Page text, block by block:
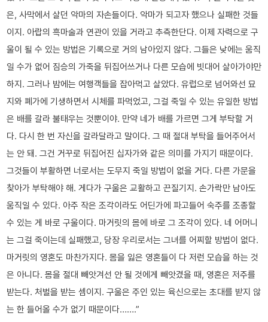
은, 사막에서 살던 악마의 자손들이다. 악마가 되고자 했으나 실패한 것들
이지. 아랍의 흑마술과 연관이 있을 거라고 추측한단다. 이제 자력으로 구
울이 될 수 있는 방법은 기록으로 거의 남아있지 않다. 그들은 낮에는 움직
일 수가 없어 짐승의 가죽을 뒤집어쓰거나 다른 모습에 빗대어 살아가야만
하지. 그러나 밤에는 여행객들을 잡아먹고 살았다. 유럽으로 넘어와선 묘
지와 폐가에 기생하면서 시체를 파먹었고, 그걸 죽일 수 있는 유일한 방법
은 배를 갈라 불태우는 것뿐이야. 만약 네가 배를 가르면 그게 부탁할 거
다. 다시 한 번 자신을 갈라달라고 말이다. 그 때 절대 부탁을 들어주어서
는 안 돼. 그건 거꾸로 뒤집어진 십자가와 같은 의미를 가지기 때문이다.
그것들이 부활하면 너로서는 도무지 죽일 방법이 없을 거다. 다른 가문을
찾아가 부탁해야 해. 게다가 구울은 교활하고 끈질기지. 손가락만 남아도
움직일 수 있다. 아주 작은 조각이라도 어딘가에 파고들어 숙주를 조종할
수 있는 게 바로 구울이다. 마거릿의 몸에 바로 그 조각이 있다. 네 어머니
는 그걸 죽이는데 실패했고, 당장 우리로서는 그녀를 어찌할 방법이 없다.
마거릿의 영혼도 마찬가지다. 몸을 잃은 영혼들이 다 저런 모습을 하는 것
은 아니다. 몸을 절대 빼앗겨선 안 될 것에게 빼앗겼을 때, 영혼은 저주를
받는다. 처벌을 받는 셈이지. 구울은 주인 있는 육신으로는 초대를 받지 않
는 한 들어올 수가 없기 때문이다…….”